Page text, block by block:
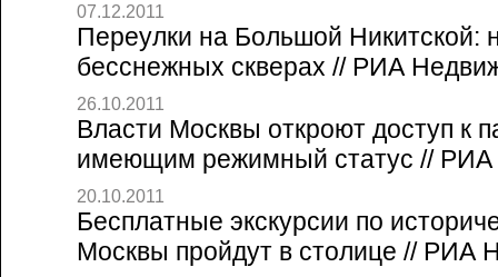
07.12.2011
Переулки на Большой Никитской:
бесснежных скверах // РИА
26.10.2011
Власти Москвы откроют доступ к
имеющим режимный статус // РИА
20.10.2011
Бесплатные экскурсии по
Москвы пройдут в столице // РИА